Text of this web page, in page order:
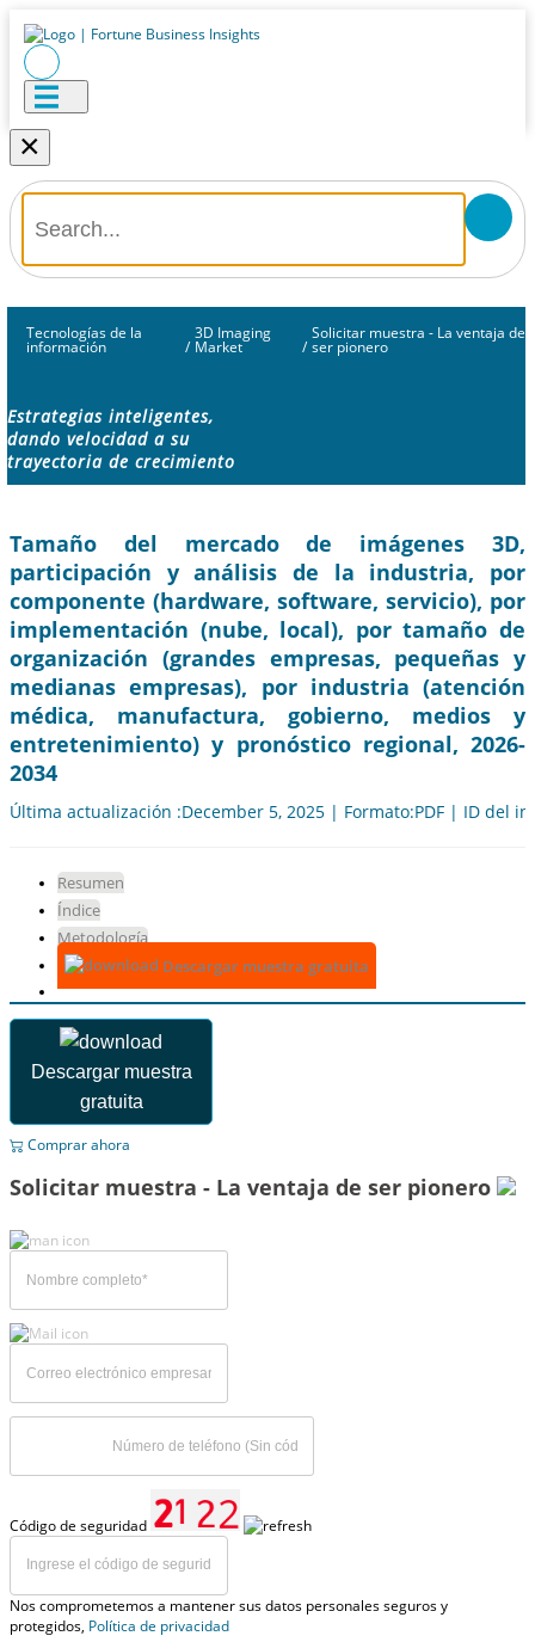
×
Tecnologías de la
información /
3D Imaging
Market /
Solicitar muestra - La ventaja de
ser pionero
Estrategias inteligentes,
dando velocidad a su
trayectoria de crecimiento
Tamaño del mercado de imágenes 3D,
participación y análisis de la industria, por
componente (hardware, software, servicio), por
implementación (nube, local), por tamaño de
organización (grandes empresas, pequeñas y
medianas empresas), por industria (atención
médica, manufactura, gobierno, medios y
entretenimiento) y pronóstico regional, 2026-
2034
Última actualización :December 5, 2025 | Formato:PDF | ID del
Resumen
Índice
Metodología
Descargar muestra gratuita
Descargar muestra
gratuita
Comprar ahora
Solicitar muestra - La ventaja de ser pionero
Código de seguridad
Nos comprometemos a mantener sus datos personales seguros y
protegidos, Política de privacidad